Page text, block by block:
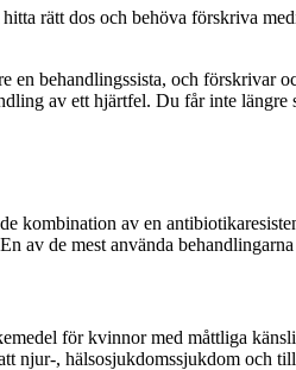
rätt dos och behöva förskriva
behandlingssista, och förskrivar
av ett hjärtfel. Du får inte
av en
av de mest använda
för kvinnor med måttliga
njur-, hälsosjukdomssjukdom och